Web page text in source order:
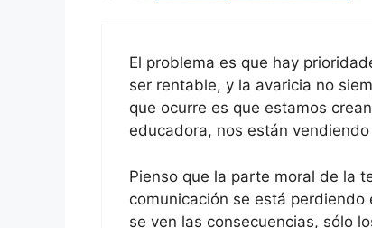
El problema es que hay
ser rentable, y la avaricia no
que ocurre es que estamos
educadora, nos están
Pienso que la parte moral de la
comunicación se está
se ven las consecuencias, sólo